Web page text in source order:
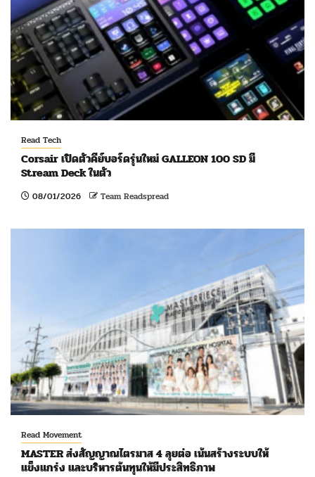
Read Tech
Corsair เปิดตัวคีย์บอร์ดรุ่นใหม่ GALLEON 100 SD มี
Stream Deck ในตัว
08/01/2026 Team Readspread
Read Movement
MASTER ส่งสัญญาณไตรมาส 4 ลุยต่อ เน้นสร้างระบบให้
แข็งแกร่ง และบริหารต้นทุนให้มีประสิทธิภาพ